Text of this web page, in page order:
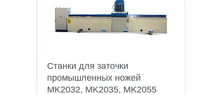
Станки для заточки
промышленных ножей
MK2032, MK2035, MK2055